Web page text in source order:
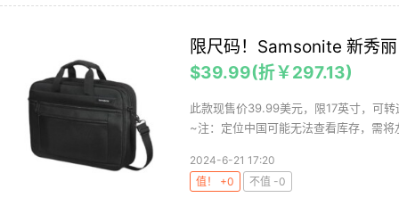
限尺码！Samsonite 新秀
$39.99(折￥297.13)
此款现售价39.99美元，限17英寸，可
~注：定位中国可能无法查看库存，需
2024-6-21 17:20
值！ +0
不值 -0